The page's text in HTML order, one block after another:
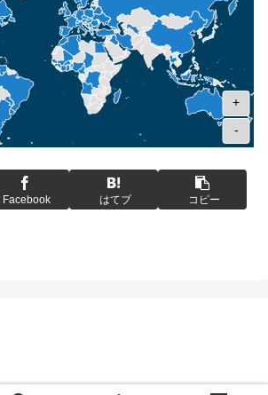
+
-
Facebook はてブ コピー